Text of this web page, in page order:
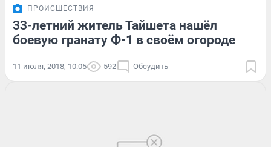
ПРОИСШЕСТВИЯ
33-летний житель Тайшета нашёл
боевую гранату Ф-1 в своём огороде
11 июля, 2018, 10:05 592 Обсудить